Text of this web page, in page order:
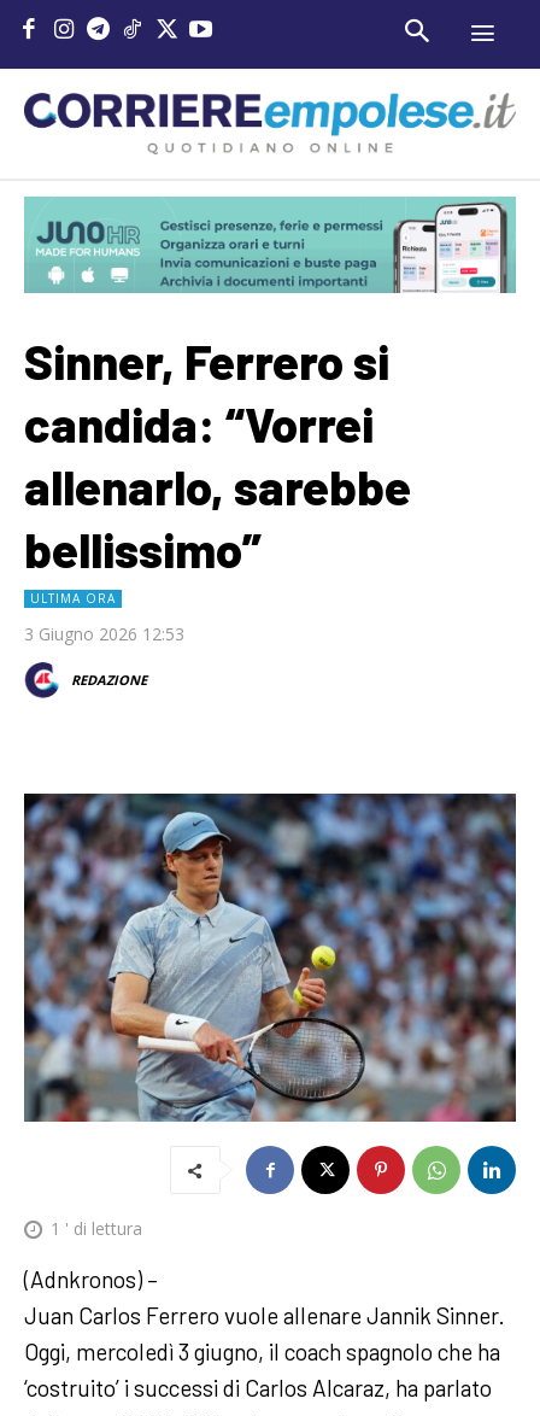
Sinner, Ferrero si
candida: “Vorrei
allenarlo, sarebbe
bellissimo”
ULTIMA ORA
3 Giugno 2026 12:53
REDAZIONE
1 ' di lettura
(Adnkronos) –
Juan Carlos Ferrero vuole allenare Jannik Sinner.
Oggi, mercoledì 3 giugno, il coach spagnolo che ha
‘costruito’ i successi di Carlos Alcaraz, ha parlato